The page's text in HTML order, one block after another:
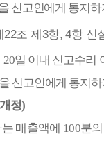
신고인에게 통지
22조 제3항, 4항 신
20일 이내 신고수리
신고인에게 통지
정)
매출액에 100분